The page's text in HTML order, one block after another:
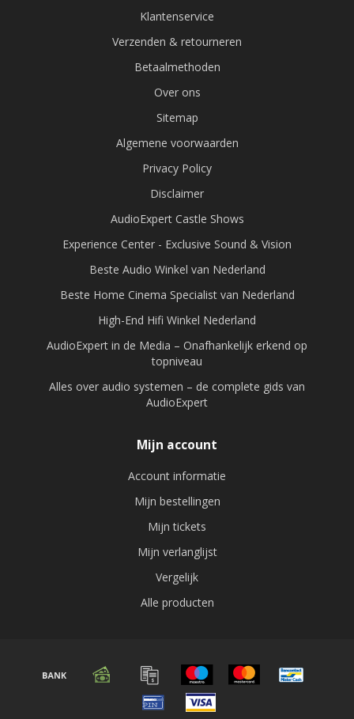
Klantenservice
Verzenden & retourneren
Betaalmethoden
Over ons
Sitemap
Algemene voorwaarden
Privacy Policy
Disclaimer
AudioExpert Castle Shows
Experience Center - Exclusive Sound & Vision
Beste Audio Winkel van Nederland
Beste Home Cinema Specialist van Nederland
High-End Hifi Winkel Nederland
AudioExpert in de Media – Onafhankelijk erkend op
topniveau
Alles over audio systemen – de complete gids van
AudioExpert
Mijn account
Account informatie
Mijn bestellingen
Mijn tickets
Mijn verlanglijst
Vergelijk
Alle producten